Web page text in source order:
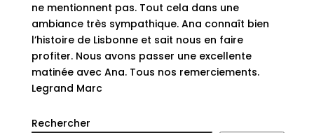
ne mentionnent pas. Tout cela dans une
ambiance très sympathique. Ana connaît bien
l’histoire de Lisbonne et sait nous en faire
profiter. Nous avons passer une excellente
matinée avec Ana. Tous nos remerciements.
Legrand Marc
Rechercher